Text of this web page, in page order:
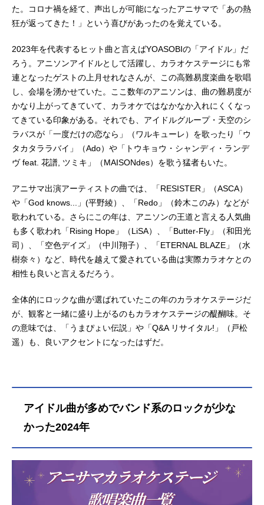
た。コロナ禍を経て、声出しが可能になったアニサマで「あの熱
狂が返ってきた！」という喜びがあったのを覚えている。
2023年を代表するヒット曲と言えばYOASOBIの「アイドル」だ
ろう。アニソンアイドルとして活躍し、カラオケステージにも常
連となったゲストの上月せれなさんが、この高難易度楽曲を歌唱
し、会場を湧かせていた。ここ数年のアニソンは、曲の難易度が
かなり上がってきていて、カラオケではなかなか入れにくくなっ
てきている印象がある。それでも、アイドルグループ・天空のシ
ラバスが「一度だけの恋なら」（ワルキューレ）を歌ったり「ウ
タカタララバイ」（Ado）や「トウキョウ・シャンディ・ランデ
ヴ feat. 花譜, ツミキ」（MAISONdes）を歌う猛者もいた。
アニサマ出演アーティストの曲では、「RESISTER」（ASCA）
や「God knows...」(平野綾）、「Redo」（鈴木このみ）などが
歌われている。さらにこの年は、アニソンの王道と言える人気曲
も多く歌われ「Rising Hope」（LiSA）、「Butter-Fly」（和田光
司）、「空色デイズ」（中川翔子）、「ETERNAL BLAZE」（水
樹奈々）など、時代を越えて愛されている曲は実際カラオケとの
相性も良いと言えるだろう。
全体的にロックな曲が選ばれていたこの年のカラオケステージだ
が、観客と一緒に盛り上がるのもカラオケステージの醍醐味。そ
の意味では、「うまぴょい伝説」や「Q&A リサイタル!」（戸松
遥）も、良いアクセントになったはずだ。
アイドル曲が多めでバンド系のロックが少な
かった2024年